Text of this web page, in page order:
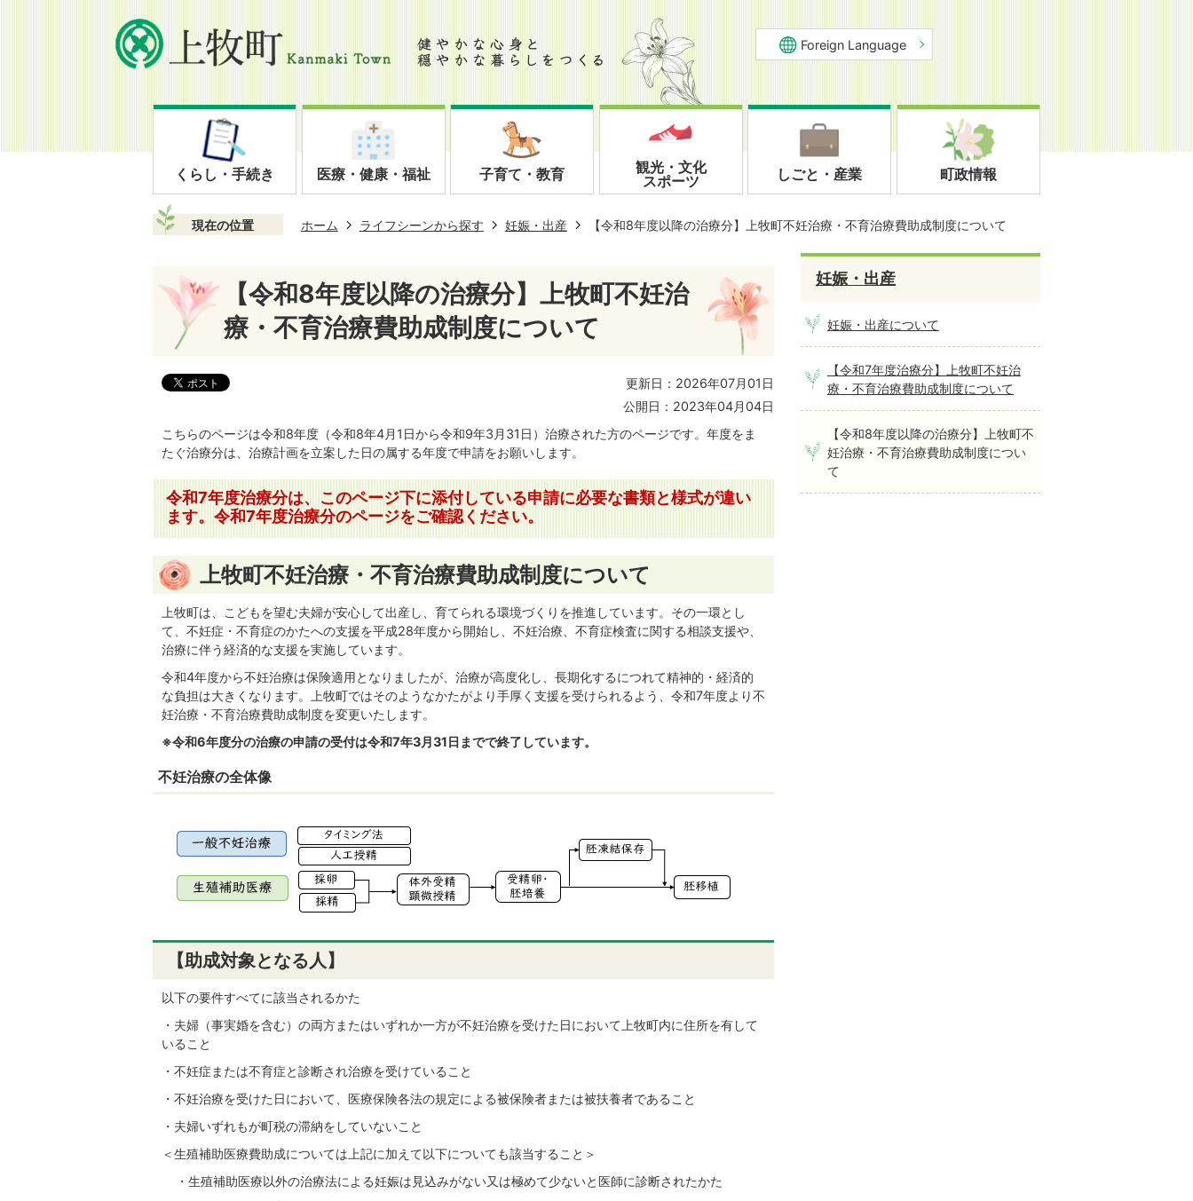
Foreign Language
くらし・手続き 医療・健康・福祉 子育て・教育
観光・文化
スポーツ
しごと・産業 町政情報
現在の位置 ホーム ライフシーンから探す 妊娠・出産 【令和8年度以降の治療分】上牧町不妊治療・不育治療費助成制度について
【令和8年度以降の治療分】上牧町不妊治
療・不育治療費助成制度について
更新日：2026年07月01日
公開日：2023年04月04日
こちらのページは令和8年度（令和8年4月1日から令和9年3月31日）治療された方のページです。年度をま
たぐ治療分は、治療計画を立案した日の属する年度で申請をお願いします。
令和7年度治療分は、このページ下に添付している申請に必要な書類と様式が違い
ます。令和7年度治療分のページをご確認ください。
上牧町不妊治療・不育治療費助成制度について
上牧町は、こどもを望む夫婦が安心して出産し、育てられる環境づくりを推進しています。その一環とし
て、不妊症・不育症のかたへの支援を平成28年度から開始し、不妊治療、不育症検査に関する相談支援や、
治療に伴う経済的な支援を実施しています。
令和4年度から不妊治療は保険適用となりましたが、治療が高度化し、長期化するにつれて精神的・経済的
な負担は大きくなります。上牧町ではそのようなかたがより手厚く支援を受けられるよう、令和7年度より不
妊治療・不育治療費助成制度を変更いたします。
※令和6年度分の治療の申請の受付は令和7年3月31日までで終了しています。
不妊治療の全体像
【助成対象となる人】
以下の要件すべてに該当されるかた
・夫婦（事実婚を含む）の両方またはいずれか一方が不妊治療を受けた日において上牧町内に住所を有して
いること
・不妊症または不育症と診断され治療を受けていること
・不妊治療を受けた日において、医療保険各法の規定による被保険者または被扶養者であること
・夫婦いずれもが町税の滞納をしていないこと
＜生殖補助医療費助成については上記に加えて以下についても該当すること＞
・生殖補助医療以外の治療法による妊娠は見込みがない又は極めて少ないと医師に診断されたかた
妊娠・出産
妊娠・出産について
【令和7年度治療分】上牧町不妊治
療・不育治療費助成制度について
【令和8年度以降の治療分】上牧町不
妊治療・不育治療費助成制度につい
て